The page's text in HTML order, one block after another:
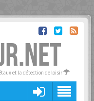
et la détection de loisir